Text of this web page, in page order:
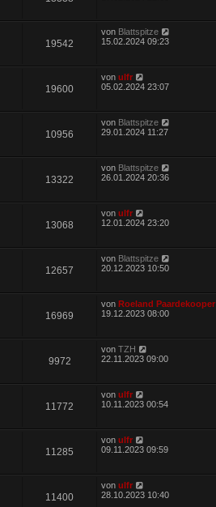
19542
von Blattspitze
15.02.2024 09:23
19600
von ulfr
05.02.2024 23:07
10956
von Blattspitze
29.01.2024 11:27
13322
von Blattspitze
26.01.2024 20:36
13068
von ulfr
12.01.2024 23:20
12657
von Blattspitze
20.12.2023 10:50
16969
von Roeland Paardekooper
19.12.2023 08:00
9972
von TZH
22.11.2023 09:00
11772
von ulfr
10.11.2023 00:54
11285
von ulfr
09.11.2023 09:59
11400
von ulfr
28.10.2023 10:40